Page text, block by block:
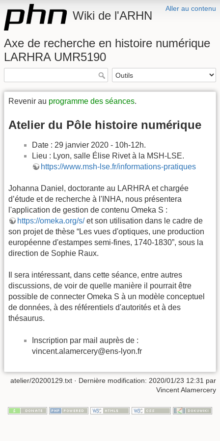
Aller au contenu
Wiki de l'ARHN
Axe de recherche en histoire numérique
LARHRA UMR5190
Revenir au programme des séances.
Atelier du Pôle histoire numérique
Date : 29 janvier 2020 - 10h-12h.
Lieu : Lyon, salle Élise Rivet à la MSH-LSE.
https://www.msh-lse.fr/informations-pratiques
Johanna Daniel, doctorante au LARHRA et chargée
d’étude et de recherche à l'INHA, nous présentera
l'application de gestion de contenu Omeka S :
https://omeka.org/s/et son utilisation dans le cadre de
son projet de thèse “Les vues d'optiques, une production
européenne d'estampes semi-fines, 1740-1830”, sous la
direction de Sophie Raux.
Il sera intéressant, dans cette séance, entre autres
discussions, de voir de quelle manière il pourrait être
possible de connecter Omeka S à un modèle conceptuel
de données, à des référentiels d'autorités et à des
thésaurus.
Inscription par mail auprès de :
vincent.alamercery@ens-lyon.fr
atelier/20200129.txt · Dernière modification: 2020/01/23 12:31 par
Vincent Alamercery